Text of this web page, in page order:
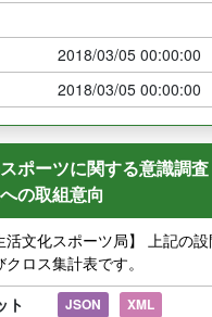
2018/03/05 00:00:00
2018/03/05 00:00:00
ポーツに関する意識調
の取組意向
活文化スポーツ局】 上記の
ロス集計表です。
ト
JSON XML